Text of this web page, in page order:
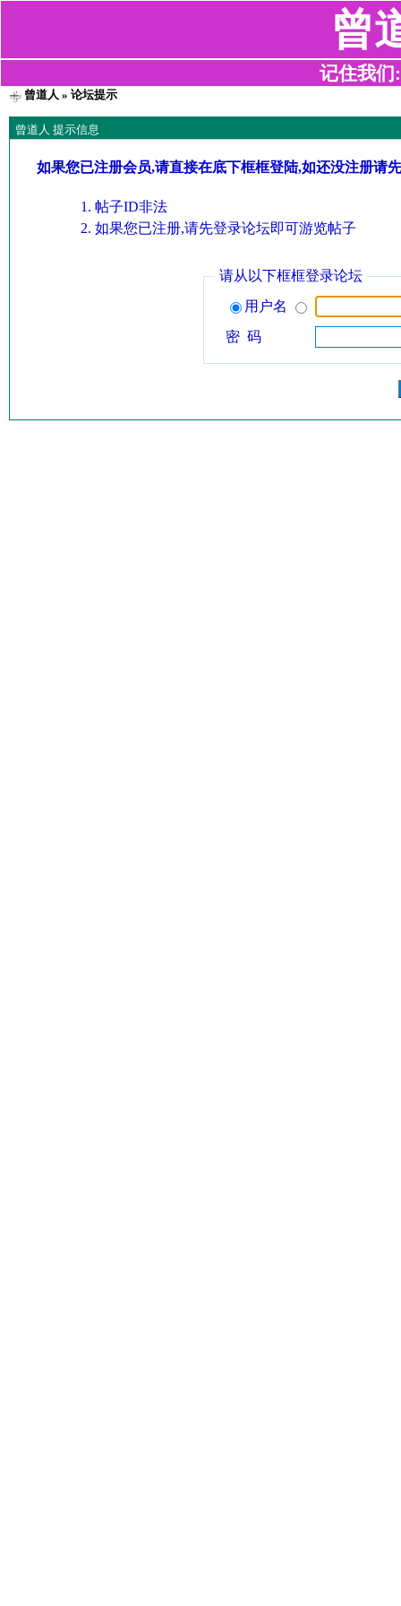
曾
记住我们
曾道人 » 论坛提示
曾道人 提示信息
如果您已注册会员,请直接在底下框框登陆,如还没注册请
帖子ID非法
如果您已注册,请先登录论坛即可游览帖子
请从以下框框登录论坛
用户名
密 码